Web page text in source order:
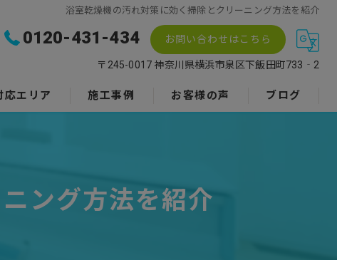
浴室乾燥機の汚れ対策に効く掃除とクリーニング方法を紹介
0120-431-434 お問い合わせはこちら
〒245-0017 神奈川県横浜市泉区下飯田町733‐2
応エリア 施工事例 お客様の声 ブログ
ング方法を紹介